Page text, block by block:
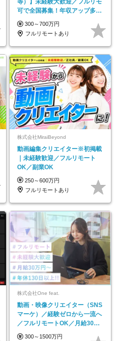
等）】未経験大歓迎／フルリモ
可で全国募集！年収アップ多数
★年休最大130日★
300～700万円
フルリモートあり
株式会社MiraiBeyond
動画編集クリエイター※初掲載
｜未経験歓迎／フルリモート
OK／副業OK
250～600万円
フルリモートあり
株式会社One feat.
動画・映像クリエイター（SNS
マーケ）／経験ゼロから一流へ
／フルリモートOK／月給30万
円～／年休130日以上
300～1500万円